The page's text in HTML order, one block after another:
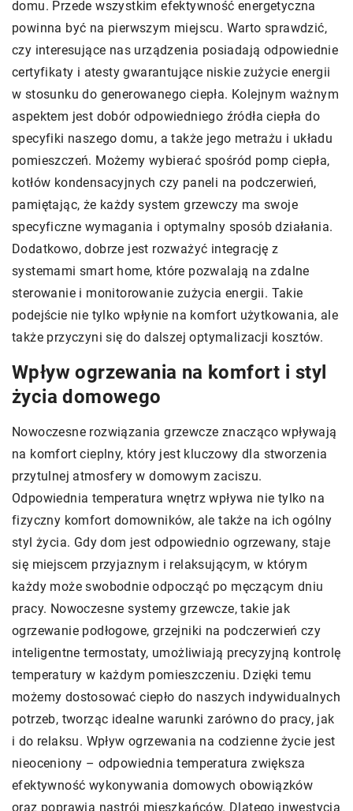
domu. Przede wszystkim efektywność energetyczna
powinna być na pierwszym miejscu. Warto sprawdzić,
czy interesujące nas urządzenia posiadają odpowiednie
certyfikaty i atesty gwarantujące niskie zużycie energii
w stosunku do generowanego ciepła. Kolejnym ważnym
aspektem jest dobór odpowiedniego źródła ciepła do
specyfiki naszego domu, a także jego metrażu i układu
pomieszczeń. Możemy wybierać spośród pomp ciepła,
kotłów kondensacyjnych czy paneli na podczerwień,
pamiętając, że każdy system grzewczy ma swoje
specyficzne wymagania i optymalny sposób działania.
Dodatkowo, dobrze jest rozważyć integrację z
systemami smart home, które pozwalają na zdalne
sterowanie i monitorowanie zużycia energii. Takie
podejście nie tylko wpłynie na komfort użytkowania, ale
także przyczyni się do dalszej optymalizacji kosztów.
Wpływ ogrzewania na komfort i styl
życia domowego
Nowoczesne rozwiązania grzewcze znacząco wpływają
na komfort cieplny, który jest kluczowy dla stworzenia
przytulnej atmosfery w domowym zaciszu.
Odpowiednia temperatura wnętrz wpływa nie tylko na
fizyczny komfort domowników, ale także na ich ogólny
styl życia. Gdy dom jest odpowiednio ogrzewany, staje
się miejscem przyjaznym i relaksującym, w którym
każdy może swobodnie odpocząć po męczącym dniu
pracy. Nowoczesne systemy grzewcze, takie jak
ogrzewanie podłogowe, grzejniki na podczerwień czy
inteligentne termostaty, umożliwiają precyzyjną kontrolę
temperatury w każdym pomieszczeniu. Dzięki temu
możemy dostosować ciepło do naszych indywidualnych
potrzeb, tworząc idealne warunki zarówno do pracy, jak
i do relaksu. Wpływ ogrzewania na codzienne życie jest
nieoceniony – odpowiednia temperatura zwiększa
efektywność wykonywania domowych obowiązków
oraz poprawia nastrój mieszkańców. Dlatego inwestycja